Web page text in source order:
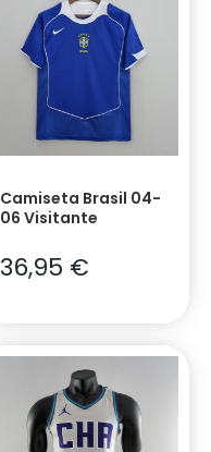
Camiseta Brasil 04-
06 Visitante
36,95 €